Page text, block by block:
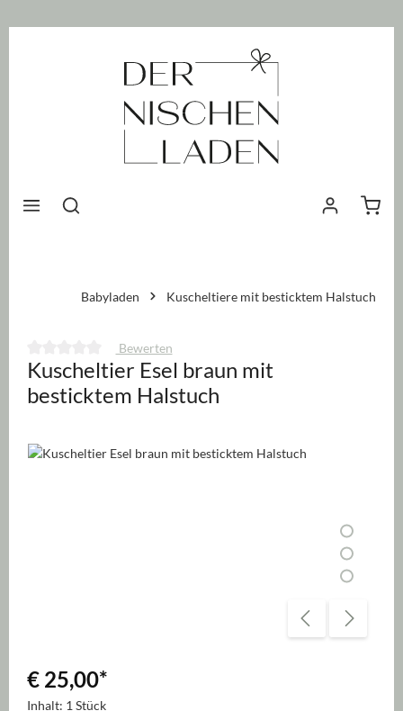
Babyladen Kuscheltiere mit besticktem Halstuch
Durchschnittliche Bewertung von 0 von 5 Sternen
Bewerten
Kuscheltier Esel braun mit
besticktem Halstuch
Bildergalerie überspringen
€ 25,00*
Inhalt: 1 Stück